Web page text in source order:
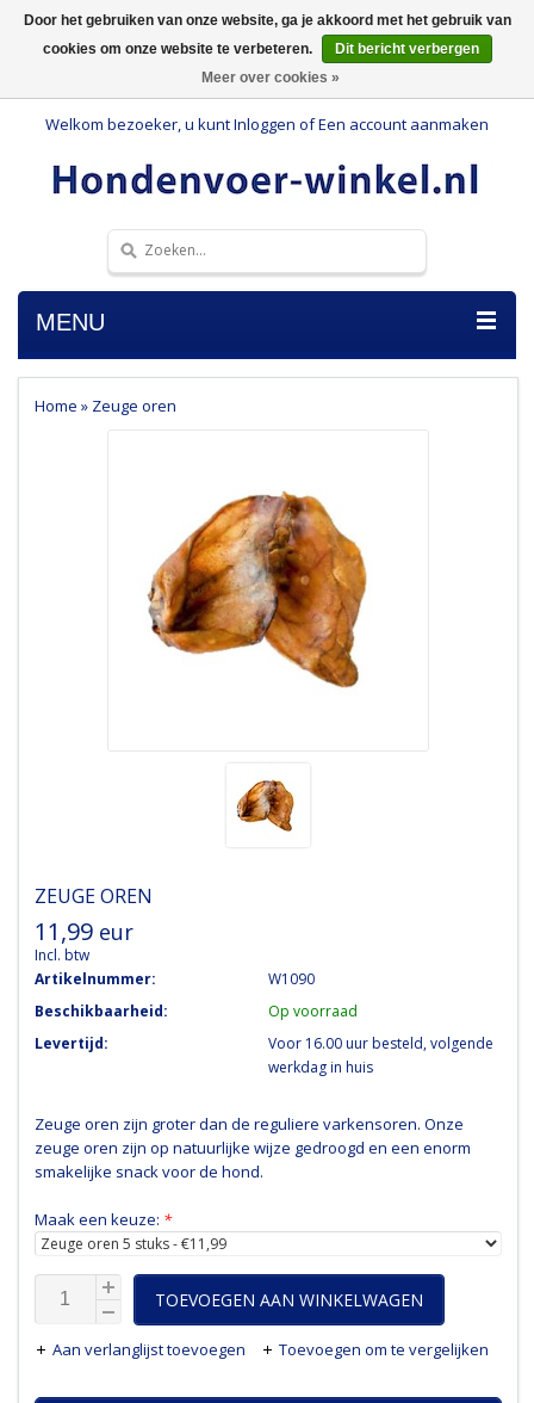
Welkom bezoeker, u kuntInloggen ofEen account aanmaken
MENU
Home » Zeuge oren
ZEUGE OREN
11,99 eur
Incl. btw
Artikelnummer:
W1090
Beschikbaarheid:
Op voorraad
Levertijd:
Voor 16.00 uur besteld, volgende
werkdag in huis
Zeuge oren zijn groter dan de reguliere varkensoren. Onze
zeuge oren zijn op natuurlijke wijze gedroogd en een enorm
smakelijke snack voor de hond.
Maak een keuze: *
TOEVOEGEN AAN WINKELWAGEN
Aan verlanglijst toevoegen Toevoegen om te vergelijken
Door het gebruiken van onze website, ga je akkoord met het gebruik van
cookies om onze website te verbeteren.
Dit bericht verbergen
Meer over cookies »